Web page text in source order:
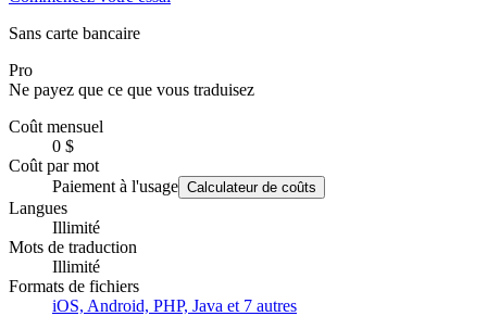
Sans carte bancaire
Pro
Ne payez que ce que vous traduisez
Coût mensuel
0 $
Coût par mot
Paiement à l'usage Calculateur de coûts
Langues
Illimité
Mots de traduction
Illimité
Formats de fichiers
iOS, Android, PHP, Java et 7 autres